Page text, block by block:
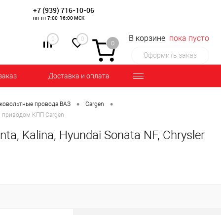
+7 (939) 716-10-06
пн-пт 7:00-16:00 МСК
0 0
0
В корзине пока пусто
Оформить заказ
Доставка и оплата
провода ВАЗ • Cargen •
приводом КПП Cargen
Kalina, Hyundai Sonata NF, Chrysler